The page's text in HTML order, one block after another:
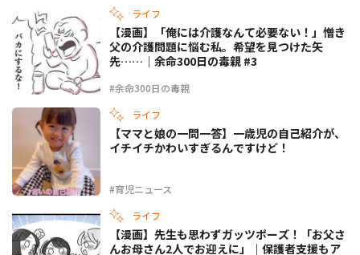
ライフ
#余命300日の毒親
【漫画】「俺には介護なんて必要ない！」憎き
父の介護問題に悩む私。希望を見つけた矢
先……｜余命300日の毒親 #3
ライフ
#育児ニュース
【ママと娘の一問一答】一歳児の自己紹介が、
イチイチかわいすぎるんですけど！
ライフ
【漫画】先生も思わずガッツポーズ！「お父さ
んお母さん2人でお迎えに」｜保護者支援もア